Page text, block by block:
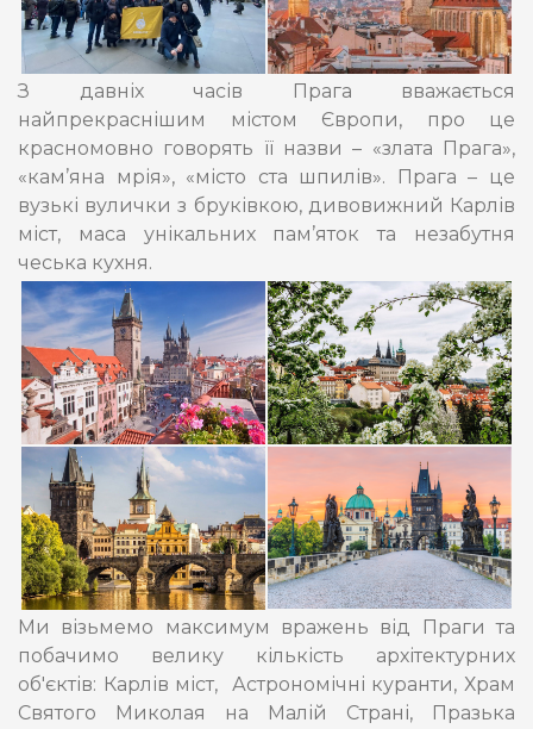
З давніх часів Прага вважається
найпрекраснішим містом Європи, про це
красномовно говорять її назви – «злата Прага»,
«кам’яна мрія», «місто ста шпилів». Прага – це
вузькі вулички з бруківкою, дивовижний Карлів
міст, маса унікальних пам’яток та незабутня
чеська кухня.
Ми візьмемо максимум вражень від Праги та
побачимо велику кількість архітектурних
об'єктів: Карлів міст, Астрономічні куранти, Храм
Святого Миколая на Малій Страні, Празька